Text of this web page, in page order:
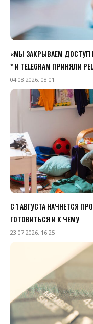
«МЫ ЗАКРЫВАЕМ ДОСТУП К
* И TELEGRAM ПРИНЯЛИ
04.08.2026, 08:01
С 1 АВГУСТА НАЧНЕТСЯ
ГОТОВИТЬСЯ И К ЧЕМУ
23.07.2026, 16:25